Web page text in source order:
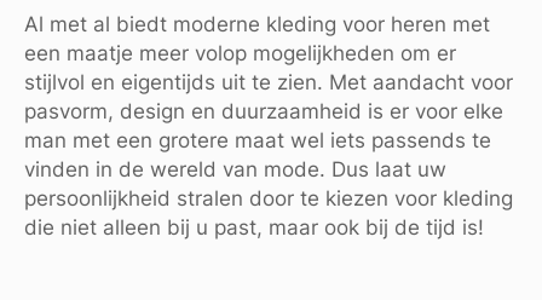
Al met al biedt moderne kleding voor heren met
een maatje meer volop mogelijkheden om er
stijlvol en eigentijds uit te zien. Met aandacht voor
pasvorm, design en duurzaamheid is er voor elke
man met een grotere maat wel iets passends te
vinden in de wereld van mode. Dus laat uw
persoonlijkheid stralen door te kiezen voor kleding
die niet alleen bij u past, maar ook bij de tijd is!